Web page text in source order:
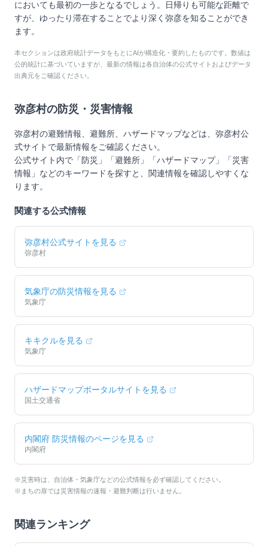
においても最初の一歩となるでしょう。日帰りも可能な距離で
すが、ゆったり滞在することでより深く弥彦を知ることができ
ます。
本セクションは政府統計データをもとにAIが構造化・要約したものです。数値は
公的統計に基づいていますが、最新の情報は各自治体の公式サイトおよびデータ
出典元をご確認ください。
弥彦村の防災・災害情報
弥彦村の避難情報、避難所、ハザードマップなどは、 弥彦村公
式サイトで最新情報をご確認ください。
公式サイト内で「防災」「避難所」「ハザードマップ」「災害
情報」などのキーワードを探すと、関連情報を確認しやすくな
ります。
関連する公式情報
弥彦村公式サイトを見る
弥彦村
気象庁の防災情報を見る
気象庁
キキクルを見る
気象庁
ハザードマップポータルサイトを見る
国土交通省
内閣府 防災情報のページを見る
内閣府
※災害時は、自治体・気象庁などの公式情報を必ず確認してください。
※まちの扉では災害情報の速報・避難判断は行いません。
関連ランキング